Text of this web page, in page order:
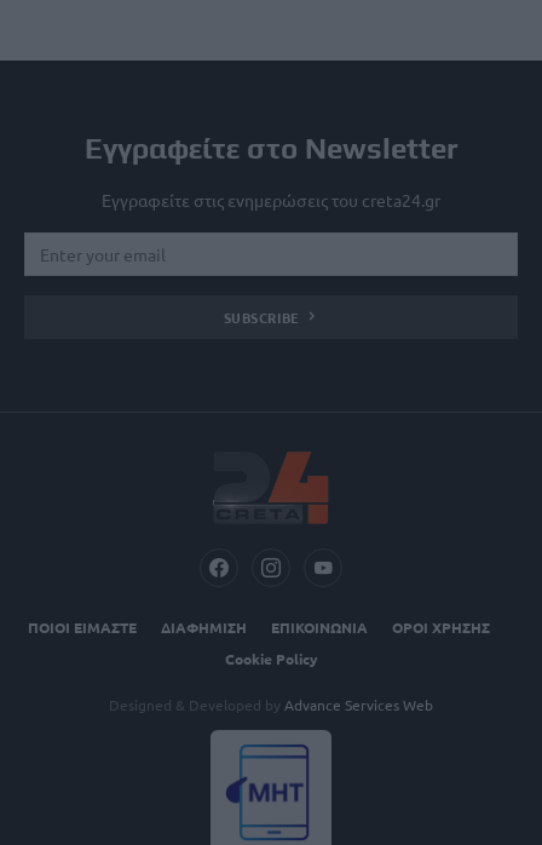
Εγγραφείτε στο Newsletter
Εγγραφείτε στις ενημερώσεις του creta24.gr
SUBSCRIBE
ΠΟΙΟΙ ΕΙΜΑΣΤΕ ΔΙΑΦΗΜΙΣΗ ΕΠΙΚΟΙΝΩΝΙΑ
ΟΡΟΙ ΧΡΗΣΗΣ
Cookie Policy
Designed & Developed by Advance Services Web